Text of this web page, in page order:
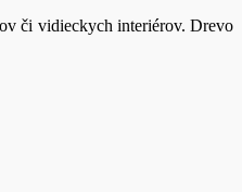
či vidieckych interiérov. Drevo